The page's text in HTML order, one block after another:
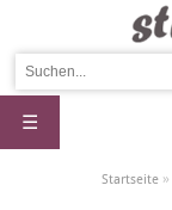
☰
Startseite»